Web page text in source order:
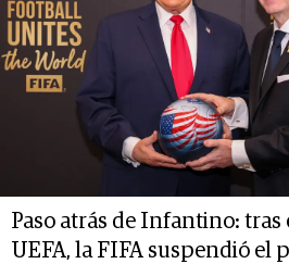
Paso atrás de Infantino: tras
UEFA, la FIFA suspendió el